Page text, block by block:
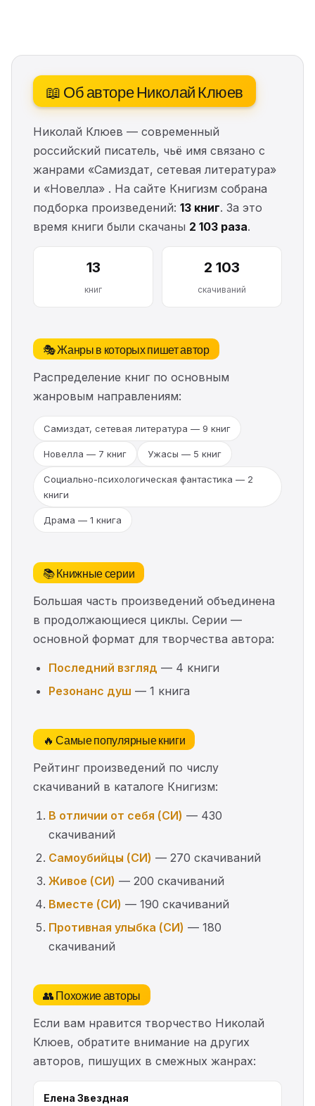
📖 Об авторе Николай Клюев
Николай Клюев — современный
российский писатель, чьё имя связано с
жанрами «Самиздат, сетевая литература»
и «Новелла» . На сайте Книгизм собрана
подборка произведений: 13 книг. За это
время книги были скачаны 2 103 раза.
13
книг
2 103
скачиваний
🎭 Жанры в которых пишет автор
Распределение книг по основным
жанровым направлениям:
Самиздат, сетевая литература — 9 книг
Новелла — 7 книг Ужасы — 5 книг
Социально-психологическая фантастика — 2
книги
Драма — 1 книга
📚 Книжные серии
Большая часть произведений объединена
в продолжающиеся циклы. Серии —
основной формат для творчества автора:
Последний взгляд — 4 книги
Резонанс душ — 1 книга
🔥 Самые популярные книги
Рейтинг произведений по числу
скачиваний в каталоге Книгизм:
В отличии от себя (СИ) — 430
скачиваний
Самоубийцы (СИ) — 270 скачиваний
Живое (СИ) — 200 скачиваний
Вместе (СИ) — 190 скачиваний
Противная улыбка (СИ) — 180
скачиваний
👥 Похожие авторы
Если вам нравится творчество Николай
Клюев, обратите внимание на других
авторов, пишущих в смежных жанрах:
Елена Звездная